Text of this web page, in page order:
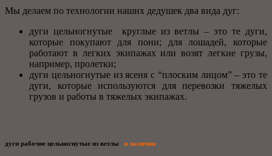
Мы делаем по технологии наших дедушек два вида дуг:
дуги цельногнутые круглые из ветлы – это те дуги,
которые покупают для пони; для лошадей, которые
работают в легких экипажах или возят легкие грузы,
например, пролетки;
дуги цельногнутые из ясеня с “плоским лицом” – это те
дуги, которые используются для перевозки тяжелых
грузов и работы в тяжелых экипажах.
дуги рабочие цельногнутые из ветлы в наличии